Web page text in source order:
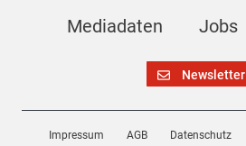
Mediadaten Jobs
Newsletter
Impressum AGB Datenschutz